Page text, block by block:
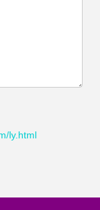
ly.html